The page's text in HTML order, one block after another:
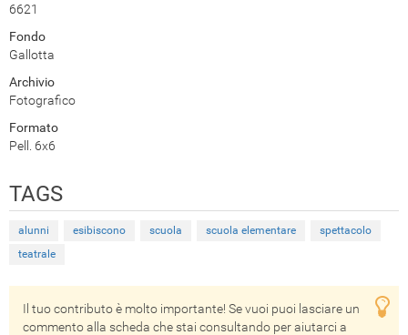
6621
Fondo
Gallotta
Archivio
Fotografico
Formato
Pell. 6x6
TAGS
alunni esibiscono scuola scuola elementare
spettacolo
teatrale
Il tuo contributo è molto importante! Se vuoi puoi lasciare un
commento alla scheda che stai consultando per aiutarci a